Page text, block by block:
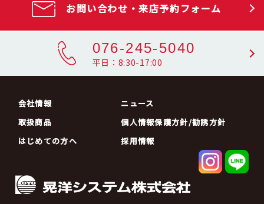
お問い合わせ・来店予約フォーム
076-245-5040
平日：8:30-17:00
会社情報
はじめての方へ
個人情報保護方針/勧誘方針
取扱商品
ニュース
採用情報